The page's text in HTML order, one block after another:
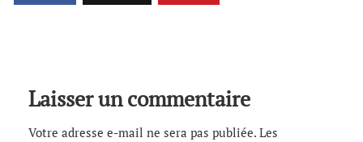
Laisser un commentaire
Votre adresse e-mail ne sera pas publiée. Les